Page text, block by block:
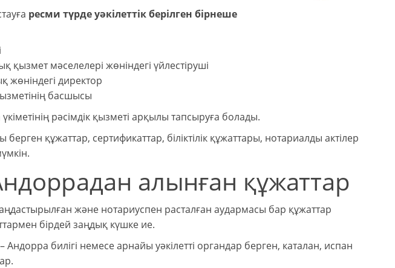
ресми түрде уәкілеттік берілген бірнеше
қызмет мәселелері жөніндегі үйлестіруші
жөніндегі директор
басшысы
рәсімдік қызметі арқылы тапсыруға болады.
құжаттар, сертификаттар, біліктілік құжаттары, нотариалды актілер
алынған құжаттар
және нотариуспен расталған аудармасы бар құжаттар
бірдей заңдық күшке ие.
билігі немесе арнайы уәкілетті органдар берген, каталан, испан